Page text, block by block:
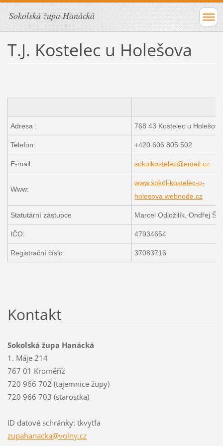
Sokolská župa Hanácká
T.J. Kostelec u Holešova
Adresa : 768 43 Kostelec u Holešova
Telefon: +420 606 805 502
E-mail: sokolkostelec@email.cz
Www:
www.sokol-kostelec-u-
holesova.webnode.cz
Statutární zástupce Marcel Odložilík, Ondřej
IČO: 47934654
Registrační číslo: 37083716
Kontakt
Sokolská župa Hanácká
1. Máje 214
767 01 Kroměříž
720 966 702 (tajemnice župy)
720 966 703 (starostka)
ID datové schránky: tkvytfa
zupahanacka@volny.cz